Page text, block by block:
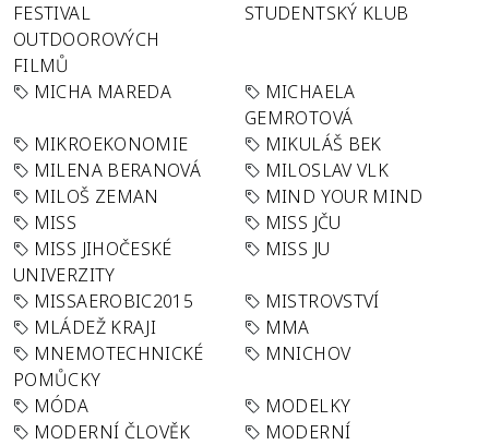
FESTIVAL
OUTDOOROVÝCH
FILMŮ
STUDENTSKÝ KLUB
MICHA MAREDA
MICHAELA
GEMROTOVÁ
MIKROEKONOMIE
MIKULÁŠ BEK
MILENA BERANOVÁ
MILOSLAV VLK
MILOŠ ZEMAN
MIND YOUR MIND
MISS
MISS JČU
MISS JIHOČESKÉ
UNIVERZITY
MISS JU
MISSAEROBIC2015
MISTROVSTVÍ
MLÁDEŽ KRAJI
MMA
MNEMOTECHNICKÉ
POMŮCKY
MNICHOV
MÓDA
MODELKY
MODERNÍ ČLOVĚK
MODERNÍ